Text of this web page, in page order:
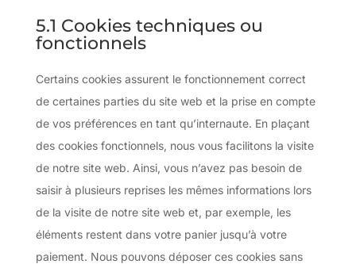
5.1 Cookies techniques ou
fonctionnels
Certains cookies assurent le fonctionnement correct
de certaines parties du site web et la prise en compte
de vos préférences en tant qu’internaute. En plaçant
des cookies fonctionnels, nous vous facilitons la visite
de notre site web. Ainsi, vous n’avez pas besoin de
saisir à plusieurs reprises les mêmes informations lors
de la visite de notre site web et, par exemple, les
éléments restent dans votre panier jusqu’à votre
paiement. Nous pouvons déposer ces cookies sans